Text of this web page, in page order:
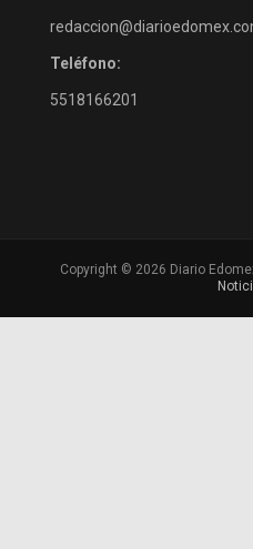
Teléfono:
5518166201
Copyright © 2026 Diario